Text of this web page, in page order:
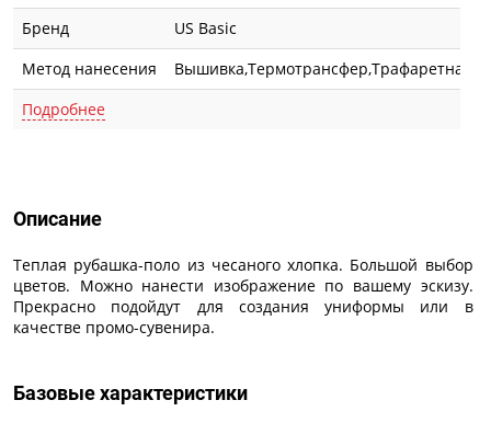
Бренд
US Basic
Метод нанесения
Вышивка,Термотрансфер,Трафаретная
Подробнее
Описание
Теплая рубашка-поло из чесаного хлопка. Большой выбор
цветов. Можно нанести изображение по вашему эскизу.
Прекрасно подойдут для создания униформы или в
качестве промо-сувенира.
Базовые характеристики